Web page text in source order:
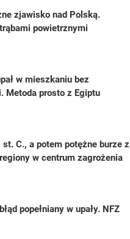
zjawisko nad Polską.
powietrznymi
w mieszkaniu bez
Metoda prosto z Egiptu
st. C., a potem potężne burze z
w centrum zagrożenia
popełniany w upały. NFZ